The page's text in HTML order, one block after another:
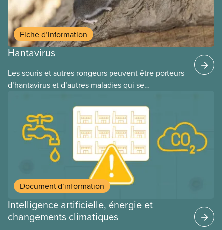
Fiche d’information
Hantavirus
Les souris et autres rongeurs peuvent être porteurs
d’hantavirus et d’autres maladies qui se
(urine, déjections, salive) ou par morsure. Les
travailleuses et travailleurs qui nettoient ou
utilisent des endroits fréquentés par les rongeurs
sont donc à risque d’exposition. La contamination
se fait généralement par inhalation de poussières
ou d’aérosols contaminés.
Document d’information
Intelligence artificielle, énergie et
changements climatiques